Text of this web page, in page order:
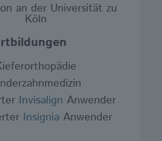
an der Universität zu
Köln
Invisalign Anwender
Insignia Anwender